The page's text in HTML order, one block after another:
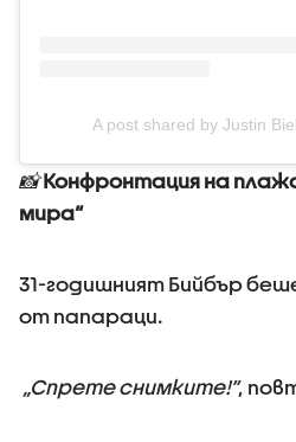
A post shared by Justin
📸Конфронтация на
мира“
31-годишният Бийбър
от папараци.
„Спрете снимките!“,